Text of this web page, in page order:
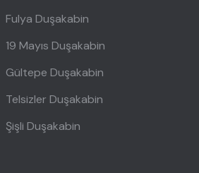
Fulya Duşakabin
19 Mayıs Duşakabin
Gültepe Duşakabin
Telsizler Duşakabin
Şişli Duşakabin